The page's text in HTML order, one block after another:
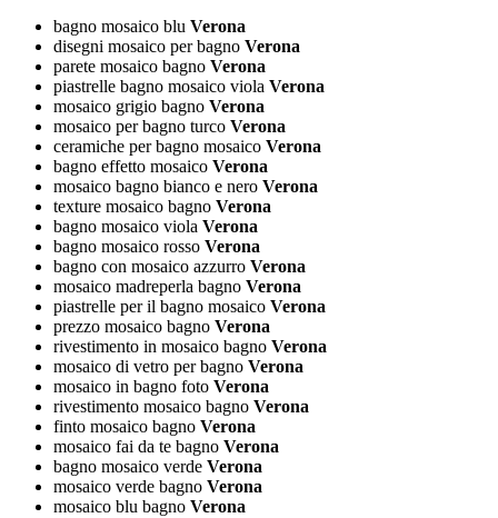
bagno mosaico blu Verona
disegni mosaico per bagno Verona
parete mosaico bagno Verona
piastrelle bagno mosaico viola Verona
mosaico grigio bagno Verona
mosaico per bagno turco Verona
ceramiche per bagno mosaico Verona
bagno effetto mosaico Verona
mosaico bagno bianco e nero Verona
texture mosaico bagno Verona
bagno mosaico viola Verona
bagno mosaico rosso Verona
bagno con mosaico azzurro Verona
mosaico madreperla bagno Verona
piastrelle per il bagno mosaico Verona
prezzo mosaico bagno Verona
rivestimento in mosaico bagno Verona
mosaico di vetro per bagno Verona
mosaico in bagno foto Verona
rivestimento mosaico bagno Verona
finto mosaico bagno Verona
mosaico fai da te bagno Verona
bagno mosaico verde Verona
mosaico verde bagno Verona
mosaico blu bagno Verona